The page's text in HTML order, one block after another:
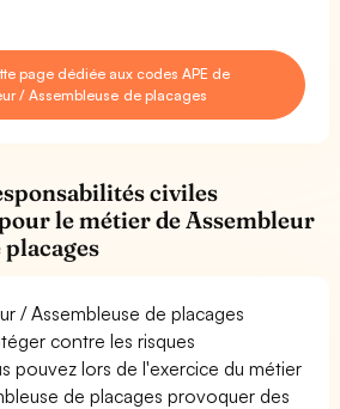
page dédiée aux codes APE de
/ Assembleuse de placages
civiles
le métier de Assembleur
/ Assembleuse de placages
contre les risques
pouvez lors de l'exercice du métier
de placages provoquer des